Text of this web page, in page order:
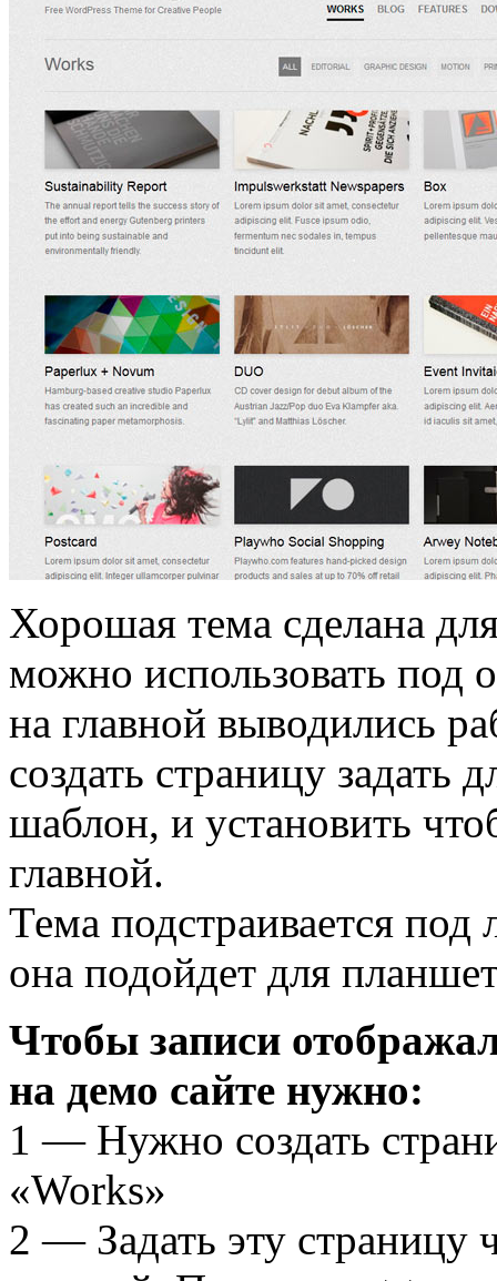
Хорошая тема сделана
можно использовать под
на главной выводились
создать страницу задать
шаблон, и установить
главной.
Тема подстраивается
она подойдет для
Чтобы записи
на демо сайте нужно:
1 — Нужно создать
«Works»
2 — Задать эту страницу